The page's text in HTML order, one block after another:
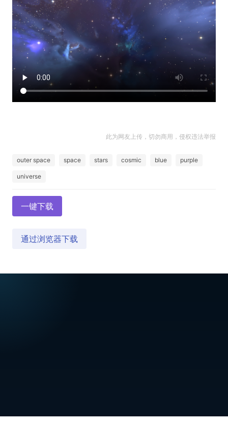
此为网友上传，切勿商用，侵权违法举报
outer space space stars cosmic blue purple
universe
一键下载
通过浏览器下载